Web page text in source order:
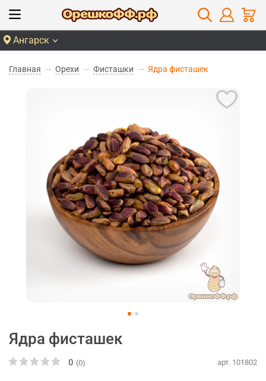
Ангарск
Главная Орехи Фисташки Ядра фисташек
Ядра фисташек
0 (0) арт. 101802